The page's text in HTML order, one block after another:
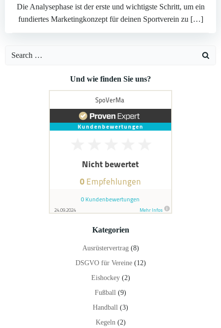
Die Analysephase ist der erste und wichtigste Schritt, um ein
fundiertes Marketingkonzept für deinen Sportverein zu […]
Search
Und wie finden Sie uns?
Kategorien
Ausrüstervertrag(8)
DSGVO für Vereine(12)
Eishockey(2)
Fußball (9)
Handball (3)
Kegeln(2)